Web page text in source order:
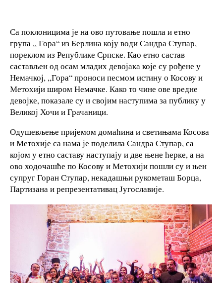
Са поклоницима је на ово путовање пошла и етно
група ,, Гора“ из Берлина коју води Сандра Ступар,
пореклом из Републике Српске. Као етно састав
састављен од осам младих девојака које су рођене у
Немачкој, ,,Гора“ проноси песмом истину о Косову и
Метохији широм Немачке. Како то чине ове вредне
девојке, показале су и својим наступима за публику у
Великој Хочи и Грачаници.
Одушевљење пријемом домаћина и светињама Косова
и Метохије са нама је поделила Сандра Ступар, са
којом у етно саставу наступају и две њене ћерке, а на
ово ходочашће по Косову и Метохији пошли су и њен
супруг Горан Ступар, некадашњи рукометаш Борца,
Партизана и репрезентативац Југославије.